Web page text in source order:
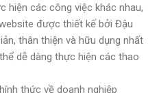
hiện các công việc khác nhau,
được thiết kế bởi Đậu
thân thiện và hữu dụng nhất
dễ dàng thực hiện các thao
thức về doanh nghiệp